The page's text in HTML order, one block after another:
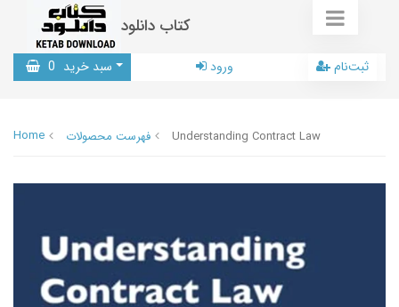
کتاب دانلود
سبد خرید 0 ورود ثبت‌نام
Home فهرست محصولات Understanding Contract Law